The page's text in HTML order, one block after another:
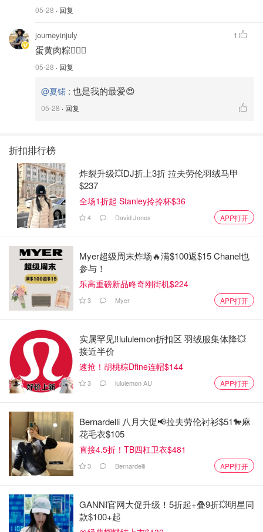
05-28 · 回复
journeyinjuly
蛋黄肉粽🙋🏻‍♀️
05-28 · 回复
1
@夏锘 : 也是我的最爱😍
05-28 · 回复
折扣排行榜
炸裂升级💥DJ折上3折 拉夫劳伦羽绒马甲
$237
全场1折起 Stanley拎拎杯$36
4 David Jones APP打开
Myer超级周末炸场🔥满$100返$15 Chanel也
参与！
乐高重磅新品咚奇刚街机$224
3 Myer APP打开
实属罕见‼️lululemon折扣区 羽绒服集体降💥
接近半价
速抢！胡桃棕Dfine连帽$144
3 lululemon AU APP打开
Bernardelli 八月大促📢拉夫劳伦衬衫$51🐎麻
花毛衣$105
直接4.5折！TB四杠卫衣$481
3 Bernardelli APP打开
GANNI官网大促升级！5折起+叠9折💥明星同
款$100+起